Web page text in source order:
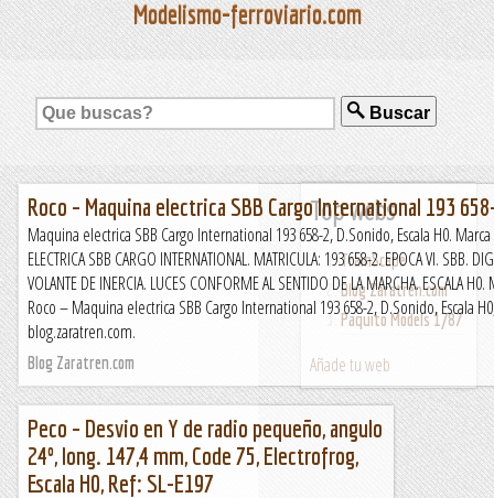
Modelismo-ferroviario.com
Buscar
Top webs
TrainScape
Blog Zaratren.com
Paquito Models 1/87
Añade tu web
Roco – Maquina electrica SBB Cargo International 193
Maquina electrica SBB Cargo International 193 658-2, D.Sonido, Escala H0.
ELECTRICA SBB CARGO INTERNATIONAL. MATRICULA: 193 658-2. EPOCA VI. SBB.
VOLANTE DE INERCIA. LUCES CONFORME AL SENTIDO DE LA MARCHA. ESCALA
Roco – Maquina electrica SBB Cargo International 193 658-2, D.Sonido, Escala
blog.zaratren.com.
Blog Zaratren.com
Peco – Desvio en Y de radio pequeño, angulo
24º, long. 147,4 mm, Code 75, Electrofrog,
Escala H0, Ref: SL-E197